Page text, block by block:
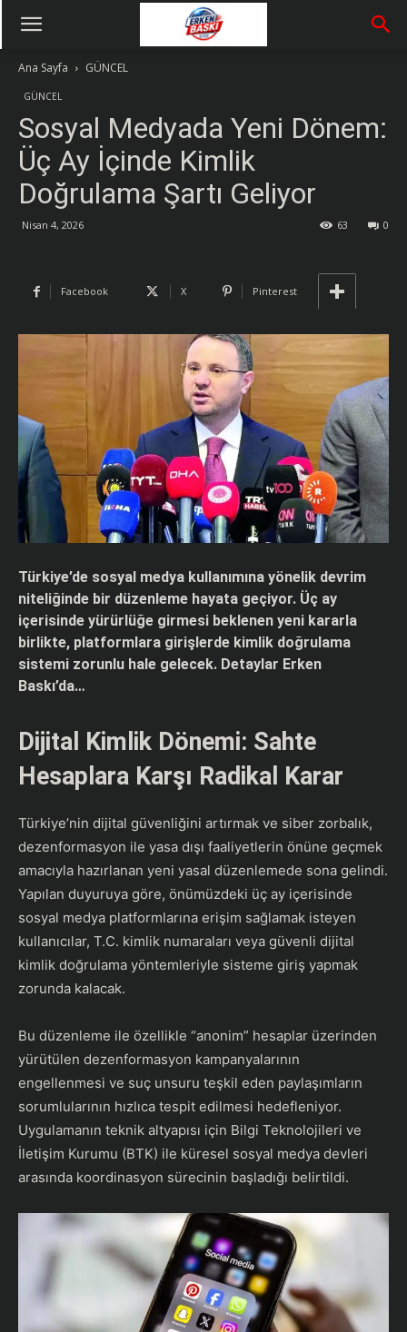
Ana Sayfa GÜNCEL
GÜNCEL
Sosyal Medyada Yeni Dönem:
Üç Ay İçinde Kimlik
Doğrulama Şartı Geliyor
Nisan 4, 2026 0
63
Facebook X Pinterest
Türkiye’de sosyal medya kullanımına yönelik devrim
niteliğinde bir düzenleme hayata geçiyor. Üç ay
içerisinde yürürlüğe girmesi beklenen yeni kararla
birlikte, platformlara girişlerde kimlik doğrulama
sistemi zorunlu hale gelecek. Detaylar Erken
Baskı’da…
Dijital Kimlik Dönemi: Sahte
Hesaplara Karşı Radikal Karar
​Türkiye’nin dijital güvenliğini artırmak ve siber zorbalık,
dezenformasyon ile yasa dışı faaliyetlerin önüne geçmek
amacıyla hazırlanan yeni yasal düzenlemede sona gelindi.
Yapılan duyuruya göre, önümüzdeki üç ay içerisinde
sosyal medya platformlarına erişim sağlamak isteyen
kullanıcılar, T.C. kimlik numaraları veya güvenli dijital
kimlik doğrulama yöntemleriyle sisteme giriş yapmak
zorunda kalacak.
​Bu düzenleme ile özellikle “anonim” hesaplar üzerinden
yürütülen dezenformasyon kampanyalarının
engellenmesi ve suç unsuru teşkil eden paylaşımların
sorumlularının hızlıca tespit edilmesi hedefleniyor.
Uygulamanın teknik altyapısı için Bilgi Teknolojileri ve
İletişim Kurumu (BTK) ile küresel sosyal medya devleri
arasında koordinasyon sürecinin başladığı belirtildi.